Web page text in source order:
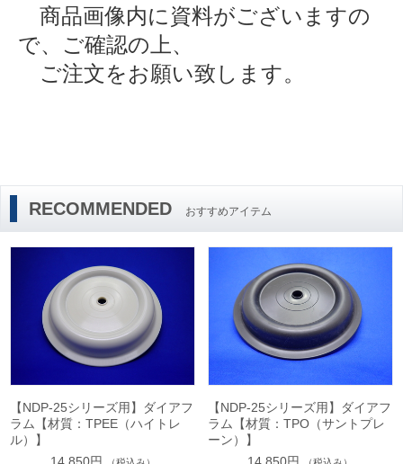
商品画像内に資料がございますの
で、ご確認の上、
ご注文をお願い致します。
RECOMMENDED おすすめアイテム
【NDP-25シリーズ用】ダイアフ
ラム【材質：TPEE（ハイトレ
ル）】
【NDP-25シリーズ用】ダイアフ
ラム【材質：TPO（サントプレ
ーン）】